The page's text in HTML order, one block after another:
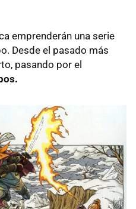
emprenderán una serie
Desde el pasado más
pasando por el